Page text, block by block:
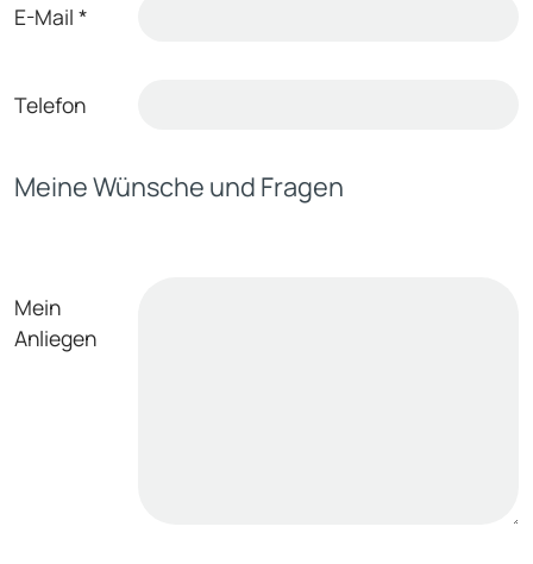
E-Mail *
Telefon
Meine Wünsche und Fragen
Mein
Anliegen